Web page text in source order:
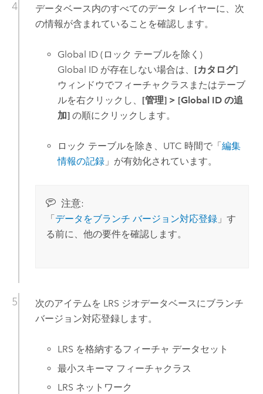
データベース内のすべてのデータ レイヤーに、次
の情報が含まれていることを確認します。
Global ID (ロック テーブルを除く)
Global ID が存在しない場合は、 [カタログ]
ウィンドウでフィーチャクラスまたはテーブ
ルを右クリックし、 [管理] > [Global ID の追
加] の順にクリックします。
ロック テーブルを除き、UTC 時間で「編集
情報の記録 」が有効化されています。
注意:
「データをブランチ バージョン対応登録」す
る前に、他の要件を確認します。
次のアイテムを LRS ジオデータベースにブランチ
バージョン対応登録します。
LRS を格納するフィーチャ データセット
最小スキーマ フィーチャクラス
LRS ネットワーク